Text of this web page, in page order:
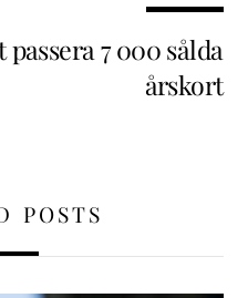
7 000 sålda
årskort
POSTS